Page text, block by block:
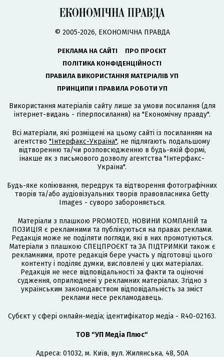
© 2005-2026, ЕКОНОМІЧНА ПРАВДА
РЕКЛАМА НА САЙТІ
ПРО ПРОЄКТ
ПОЛІТИКА КОНФІДЕНЦІЙНОСТІ
ПРАВИЛА ВИКОРИСТАННЯ МАТЕРІАЛІВ УП
ПРИНЦИПИ І ПРАВИЛА РОБОТИ УП
Використання матеріалів сайту лише за умови посилання (для
інтернет-видань - гіперпосилання) на "Економічну правду".
Всі матеріали, які розміщені на цьому сайті із посиланням на
агентство "Інтерфакс-Україна", не підлягають подальшому
відтворенню та/чи розповсюдженню в будь-якій формі,
інакше як з письмового дозволу агентства "Інтерфакс-
Україна".
Будь-яке копіювання, передрук та відтворення фотографічних
творів та/або аудіовізуальних творів правовласника Getty
Images - суворо забороняється.
Матеріали з плашкою PROMOTED, НОВИНИ КОМПАНІЙ та
ПОЗИЦІЯ є рекламними та публікуються на правах реклами.
Редакція може не поділяти погляди, які в них промотуються.
Матеріали з плашкою СПЕЦПРОЄКТ та ЗА ПІДТРИМКИ також є
рекламними, проте редакція бере участь у підготовці цього
контенту і поділяє думки, висловлені у цих матеріалах.
Редакція не несе відповідальності за факти та оціночні
судження, оприлюднені у рекламних матеріалах. Згідно з
українським законодавством відповідальність за зміст
реклами несе рекламодавець.
Cубєкт у сфері онлайн-медіа; ідентифікатор медіа - R40-02163.
ТОВ "УП Медіа Плюс"
Адреса: 01032, м. Київ, вул. Жилянська, 48, 50А